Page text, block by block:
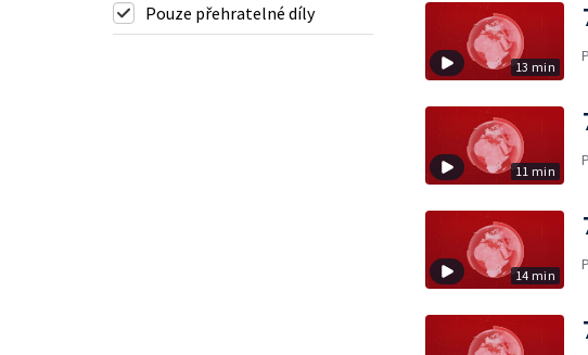
Pouze přehratelné díly
13 min
11 min
14 min